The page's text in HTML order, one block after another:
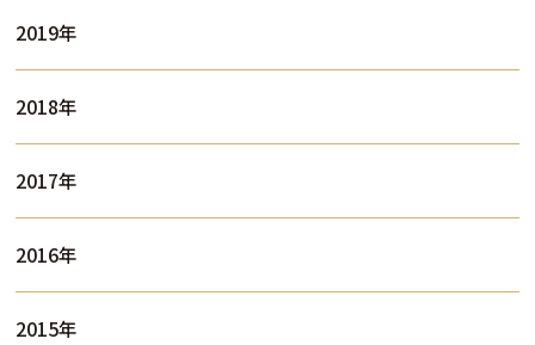
2019年
2018年
2017年
2016年
2015年